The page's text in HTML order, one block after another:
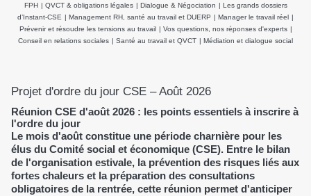
salariés
FPH | QVCT & obligations légales | Dialogue & Négociation | Les grands dossiers
d’Instant-CSE | Management RH, santé au travail et DUERP | Manager le travail réel |
Prévenir et résoudre les tensions au travail | Vos questions, nos réponses d'experts |
Conseil en relations sociales | Santé au travail et QVCT | Médiation et dialogue social
Projet d'ordre du jour CSE – Août 2026
Réunion CSE d'août 2026 : les points essentiels à inscrire à
l'ordre du jour
Le mois d'août constitue une période charnière pour les
élus du Comité social et économique (CSE). Entre le bilan
de l'organisation estivale, la prévention des risques liés aux
fortes chaleurs et la préparation des consultations
obligatoires de la rentrée, cette réunion permet d'anticiper